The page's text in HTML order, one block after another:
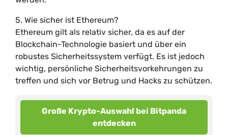
5. Wie sicher ist Ethereum?
Ethereum gilt als relativ sicher, da es auf der
Blockchain-Technologie basiert und über ein
robustes Sicherheitssystem verfügt. Es ist jedoch
wichtig, persönliche Sicherheitsvorkehrungen zu
treffen und sich vor Betrug und Hacks zu schützen.
Große Krypto-Auswahl bei Bitpanda
entdecken